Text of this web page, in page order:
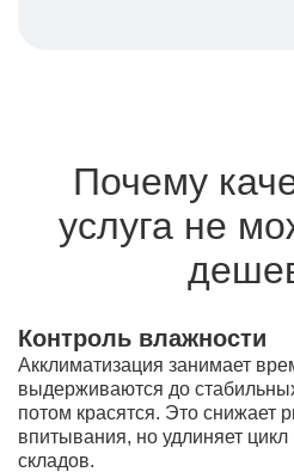
Почему
услуга не
Контроль влажности
Акклиматизация занимает
выдерживаются до
потом красятся. Это снижает
впитывания, но удлиняет
складов.